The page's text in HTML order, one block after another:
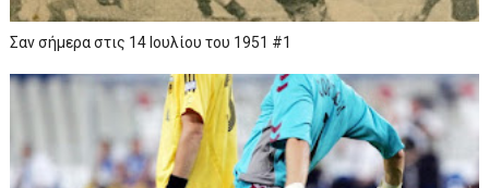
Σαν σήμερα στις 14 Ιουλίου του 1951 #1